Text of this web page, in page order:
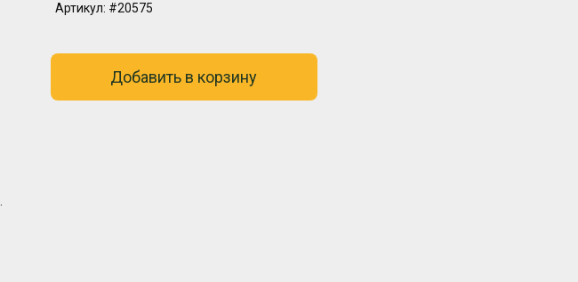
Артикул: #20575
Добавить в корзину